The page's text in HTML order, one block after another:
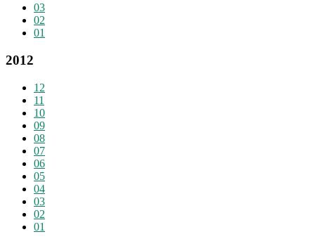
03
02
01
2012
12
11
10
09
08
07
06
05
04
03
02
01